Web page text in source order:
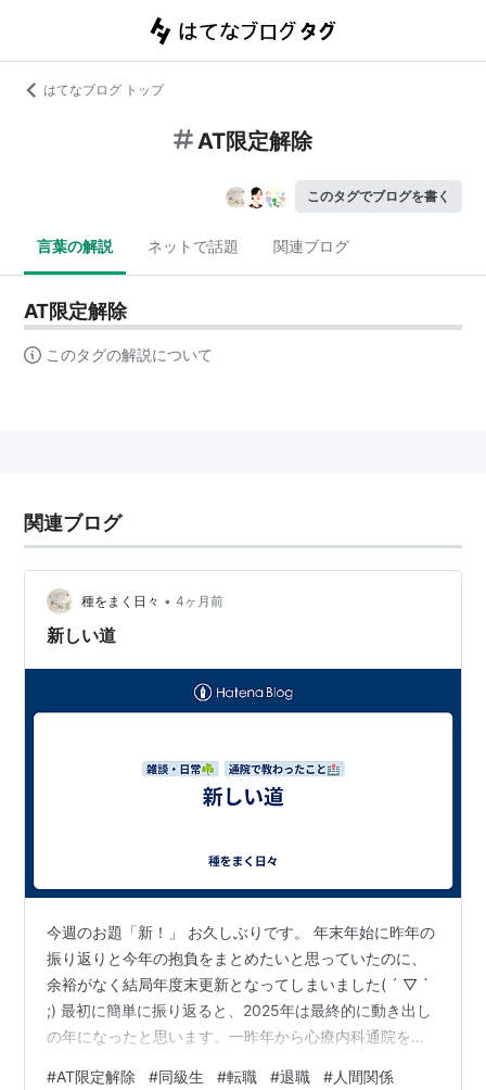
はてなブログ トップ
AT限定解除
このタグでブログを書く
言葉の解説 ネットで話題 関連ブログ
AT限定解除
このタグの解説について
関連ブログ
種をまく日々 • 4ヶ月前
新しい道
今週のお題「新！」 お久しぶりです。 年末年始に昨年の
振り返りと今年の抱負をまとめたいと思っていたのに、
余裕がなく結局年度末更新となってしまいました( ´ ▽ `
;) 最初に簡単に振り返ると、2025年は最終的に動き出し
の年になったと思います。一昨年から心療内科通院を始
#AT限定解除 #同級生 #転職 #退職 #人間関係